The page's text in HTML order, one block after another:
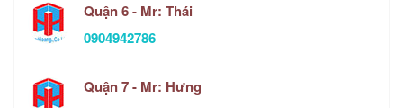
Quận 6 - Mr: Thái
0904942786
Quận 7 - Mr: Hưng